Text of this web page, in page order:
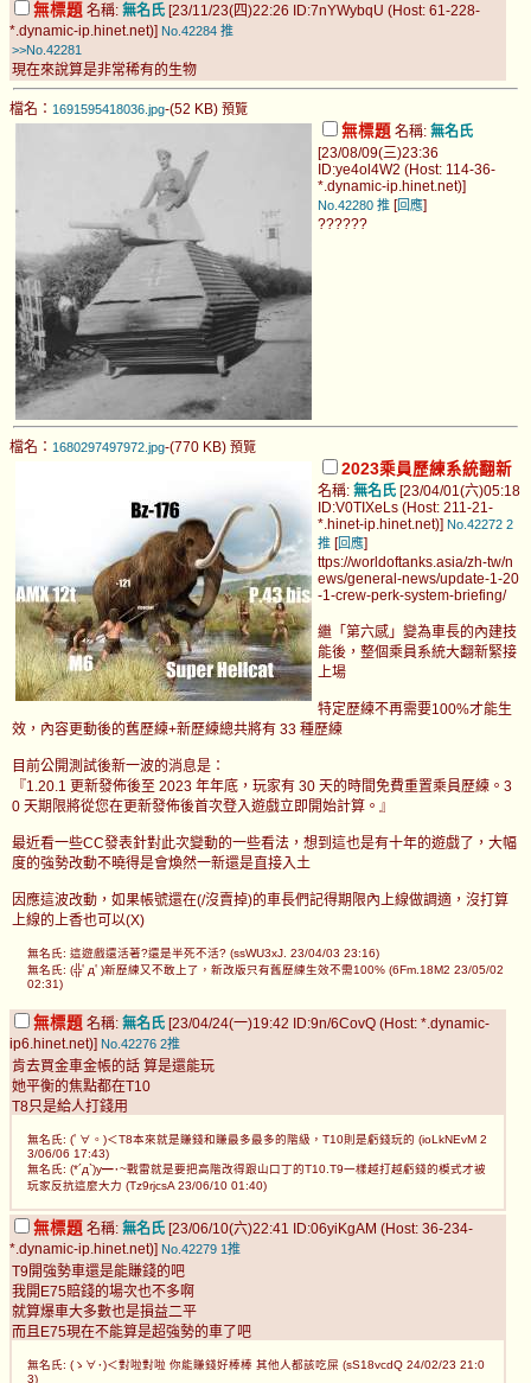
無標題 名稱: 無名氏 [23/11/23(四)22:26 ID:7nYWybqU (Host: 61-228-
*.dynamic-ip.hinet.net)] No.42284 推
>>No.42281
現在來說算是非常稀有的生物
檔名： 1691595418036.jpg-(52 KB) 預覽
無標題 名稱: 無名氏
[23/08/09(三)23:36
ID:ye4ol4W2 (Host: 114-36-
*.dynamic-ip.hinet.net)]
No.42280 推 [回應]
??????
檔名： 1680297497972.jpg-(770 KB) 預覽
2023乘員歷練系統翻新
名稱: 無名氏 [23/04/01(六)05:18
ID:V0TIXeLs (Host: 211-21-
*.hinet-ip.hinet.net)] No.42272 2
推 [回應]
ttps://worldoftanks.asia/zh-tw/n
ews/general-news/update-1-20
-1-crew-perk-system-briefing/
繼「第六感」變為車長的內建技
能後，整個乘員系統大翻新緊接
上場
特定歷練不再需要100%才能生
效，內容更動後的舊歷練+新歷練總共將有 33 種歷練
目前公開測試後新一波的消息是：
『1.20.1 更新發佈後至 2023 年年底，玩家有 30 天的時間免費重置乘員歷練。3
0 天期限將從您在更新發佈後首次登入遊戲立即開始計算。』
最近看一些CC發表針對此次變動的一些看法，想到這也是有十年的遊戲了，大幅
度的強勢改動不曉得是會煥然一新還是直接入土
因應這波改動，如果帳號還在(/沒賣掉)的車長們記得期限內上線做調適，沒打算
上線的上香也可以(X)
無名氏: 這遊戲還活著?還是半死不活? (ssWU3xJ. 23/04/03 23:16)
無名氏: (╬ﾟдﾟ)新歷練又不敢上了，新改版只有舊歷練生效不需100% (6Fm.18M2 23/05/02
02:31)
無標題 名稱: 無名氏 [23/04/24(一)19:42 ID:9n/6CovQ (Host: *.dynamic-
ip6.hinet.net)] No.42276 2推
肯去買金車金帳的話 算是還能玩
她平衡的焦點都在T10
T8只是給人打錢用
無名氏: (ﾟ∀。)＜T8本來就是賺錢和賺最多最多的階級，T10則是虧錢玩的 (ioLkNEvM 2
3/06/06 17:43)
無名氏: (*´д`)y━･~戰雷就是要把高階改得跟山口丁的T10.T9一樣越打越虧錢的模式才被
玩家反抗這麼大力 (Tz9rjcsA 23/06/10 01:40)
無標題 名稱: 無名氏 [23/06/10(六)22:41 ID:06yiKgAM (Host: 36-234-
*.dynamic-ip.hinet.net)] No.42279 1推
T9開強勢車還是能賺錢的吧
我開E75賠錢的場次也不多啊
就算爆車大多數也是損益二平
而且E75現在不能算是超強勢的車了吧
無名氏: (ゝ∀･)＜對啦對啦 你能賺錢好棒棒 其他人都該吃屎 (sS18vcdQ 24/02/23 21:0
3)